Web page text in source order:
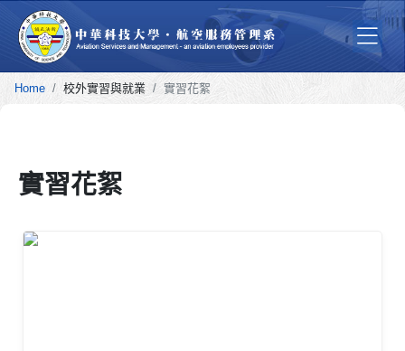
Home 校外實習與就業 實習花絮
實習花絮